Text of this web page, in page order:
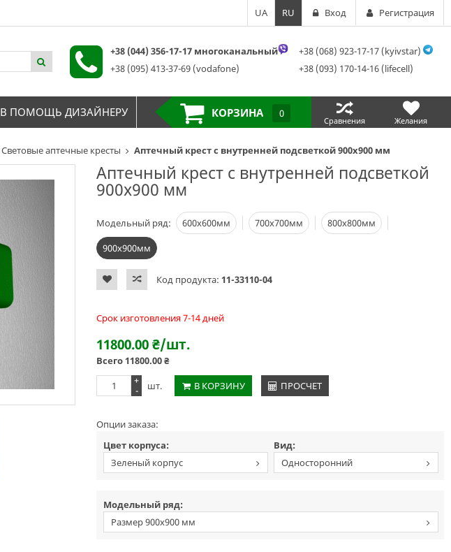
Световые аптечные кресты Аптечный крест с внутренней подсветкой 900х900 мм
Аптечный крест с внутренней подсветкой
900х900 мм
Модельный ряд: 600х600мм 700х700мм
800х800мм
900х900мм
Код продукта: 11-33110-04
Срок изготовления 7-14 дней
11800.00₴/шт.
Всего11800.00₴
+
-
шт. В КОРЗИНУ ПРОСЧЕТ
Опции заказа:
Цвет корпуса:
Зеленый корпус
Вид:
Односторонний
Модельный ряд:
Размер 900х900 мм
UA RU Вход Регистрация
+38 (044) 356-17-17 многоканальный
+38 (095) 413-37-69 (vodafone)
+38 (068) 923-17-17 (kyivstar)
+38 (093) 170-14-16 (lifecell)
В ПОМОЩЬ ДИЗАЙНЕРУ КОРЗИНА 0
Сравнения Желания